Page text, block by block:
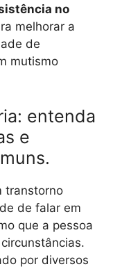
no
melhorar a
de
mutismo
entenda
e
transtorno
de falar em
que a pessoa
por diversos